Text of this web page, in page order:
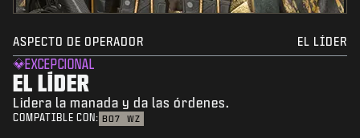
ASPECTO DE OPERADOR EL LÍDER
EXCEPCIONAL
EL LÍDER
Lidera la manada y da las órdenes.
COMPATIBLE CON: BO7 WZ